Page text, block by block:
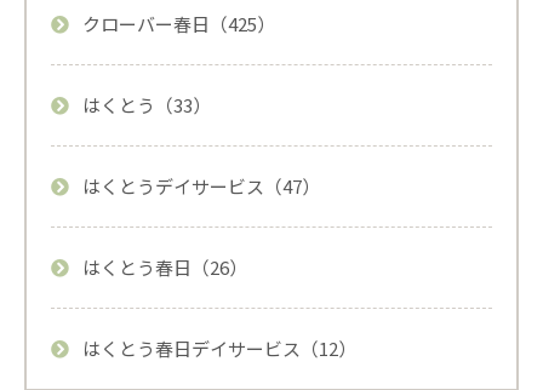
クローバー春日（425）
はくとう（33）
はくとうデイサービス（47）
はくとう春日（26）
はくとう春日デイサービス（12）